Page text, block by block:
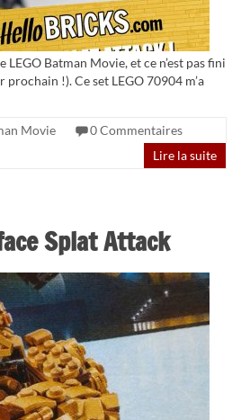
Batman Movie, et ce n’est pas fini
!). Ce set LEGO 70904 m’a
Movie
0 Commentaires
Lire la suite
Splat Attack